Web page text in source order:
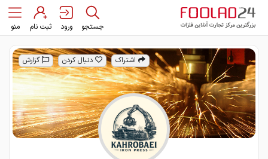
جستجو ورود ثبت نام منو
اشتراک دنبال کردن گزارش